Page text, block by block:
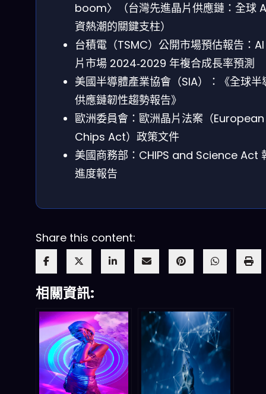
boom〉（台灣先進晶片供應鏈：全球
資熱潮的關鍵支柱）
台積電（TSMC）公開市場預估報告：
片市場 2024‑2029 年複合成長率預測
美國半導體產業協會（SIA）：《全球半
供應鏈韌性趨勢報告》
歐洲委員會：歐洲晶片法案（European
Chips Act）政策文件
美國商務部：CHIPS and Science Act
進度報告
Share this content:
相關資訊: